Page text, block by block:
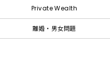
Private Wealth
離婚・男女問題